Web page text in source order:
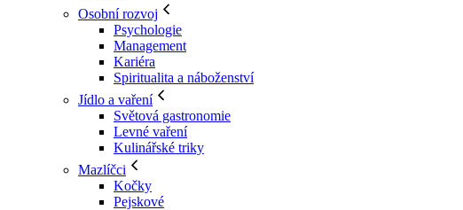
Osobní rozvoj
Psychologie
Management
Kariéra
Spiritualita a náboženství
Jídlo a vaření
Světová gastronomie
Levné vaření
Kulinářské triky
Mazlíčci
Kočky
Pejskové